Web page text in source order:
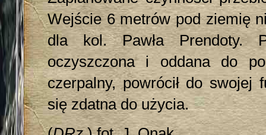
Wejście 6 metrów pod ziemię
dla kol. Pawła Prendoty.
oczyszczona i oddana do
czerpalny, powrócił do swojej
się zdatna do użycia.